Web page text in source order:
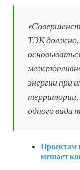
ТЭК должно,
энергии при
одного вида
Проектам
мешает